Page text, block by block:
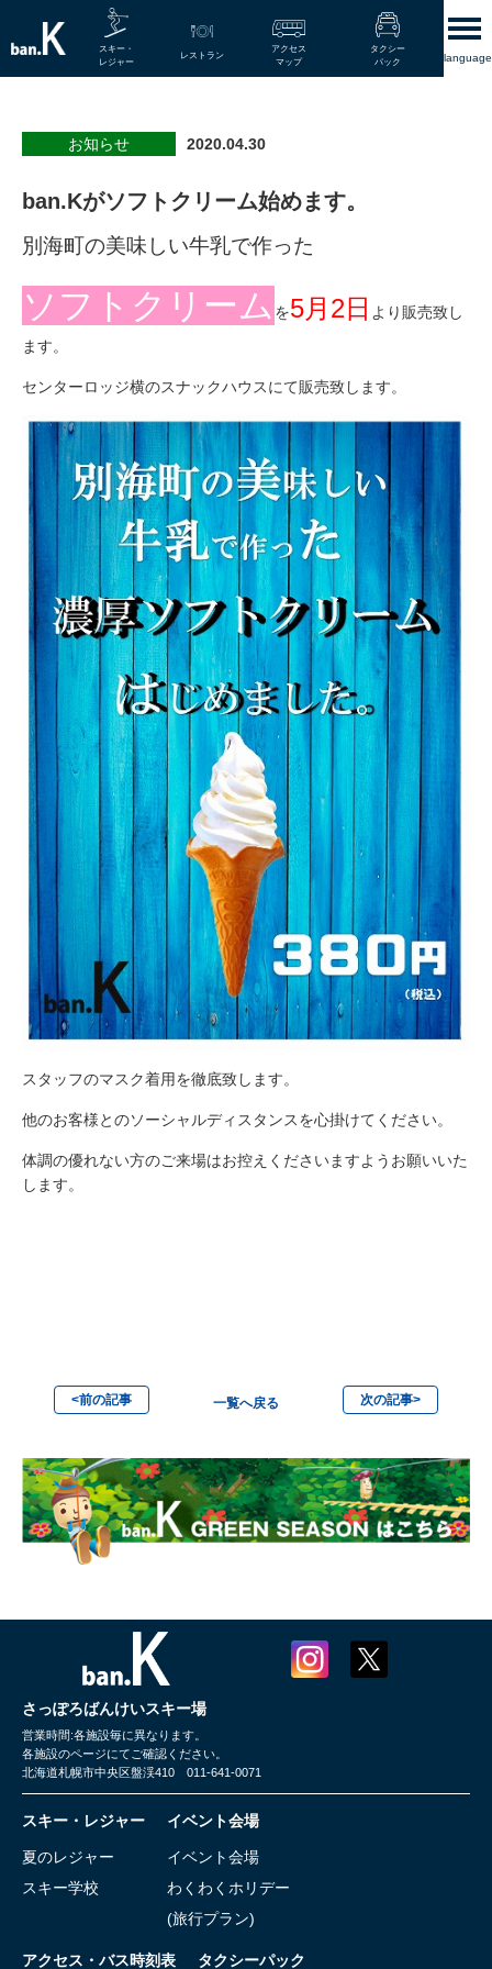
スキー・
レジャー
レストラン
アクセス
マップ
タクシー
パック
language
お知らせ 2020.04.30
ban.Kがソフトクリーム始めます。
別海町の美味しい牛乳で作った
ソフトクリーム を5月2日 より販売致し
ます。
センターロッジ横のスナックハウスにて販売致します。
スタッフのマスク着用を徹底致します。
他のお客様とのソーシャルディスタンスを心掛けてください。
体調の優れない方のご来場はお控えくださいますようお願いいた
します。
<前の記事 一覧へ戻る 次の記事>
さっぽろばんけいスキー場
営業時間:各施設毎に異なります。
各施設のページにてご確認ください。
北海道札幌市中央区盤渓410 011-641-0071
スキー・レジャー
夏のレジャー
スキー学校
イベント会場
イベント会場
わくわくホリデー
(旅行プラン)
アクセス・バス時刻表 タクシーパック